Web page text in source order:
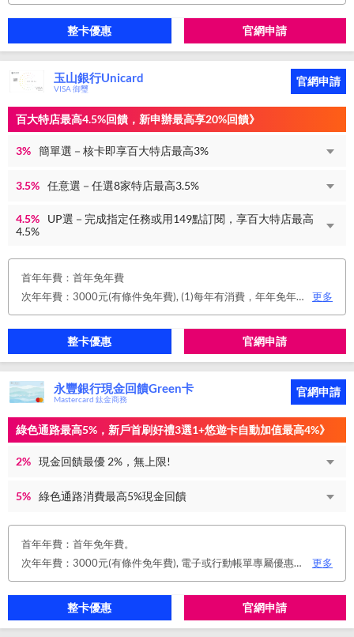
整卡優惠 官網申請
玉山銀行Unicard
VISA 御璽
官網申請
百大特店最高4.5%回饋，新申辦最高享20%回饋》
3% 簡單選－核卡即享百大特店最高3%
3.5% 任意選－任選8家特店最高3.5%
4.5%
UP選－完成指定任務或用149點訂閱，享百大特店最高
4.5%
首年年費：首年免年費
次年年費：3000元(有條件免年費), (1)每年有消費，年年免年費。或(2)同時使用玉山帳戶自動扣繳信用卡款及帳單e化期間享免年費優惠。
更多
整卡優惠 官網申請
永豐銀行現金回饋Green卡
Mastercard 鈦金商務
官網申請
綠色通路最高5%，新戶首刷好禮3選1+悠遊卡自動加值最高4%》
2% 現金回饋最優 2%，無上限!
5% 綠色通路消費最高5%現金回饋
首年年費：首年免年費。
次年年費：3000元(有條件免年費), 電子或行動帳單專屬優惠： 申請信用卡電子或行動對帳單且取消實體帳單，於電子/行動帳單申請期間，正、附卡皆享免年費之優惠。 年度消費減免辦法： 第2年起，以收取年費當年前12個月累計消費滿NT$150,000或不限金額消費12次，即免收次年年費。 年費：正卡NT$3,000、附卡NT$1,500，附卡6張(含)以內免年費。
更多
整卡優惠 官網申請